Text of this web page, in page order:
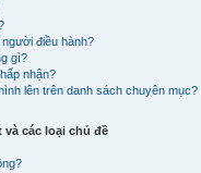
điều hành?
gì?
nhận?
lên trên danh sách chuyên mục?
các loại chủ đề